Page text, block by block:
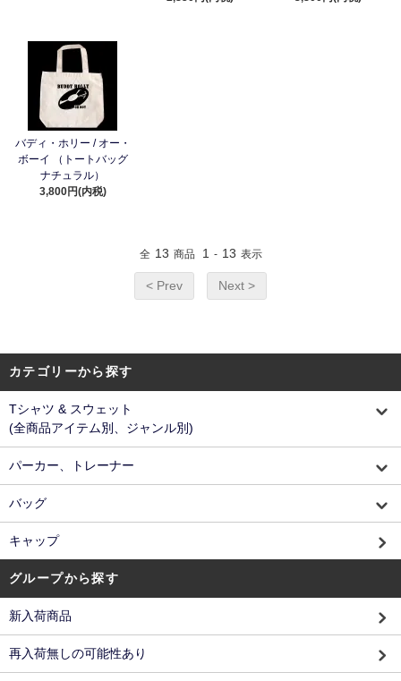
バディ・ホリー / オー・
ボーイ （トートバッグ
ナチュラル）
3,800円(内税)
全 13 商品 1 - 13 表示
< Prev Next >
カテゴリーから探す
Tシャツ & スウェット
(全商品アイテム別、ジャンル別)
パーカー、トレーナー
バッグ
キャップ
グループから探す
新入荷商品
再入荷無しの可能性あり